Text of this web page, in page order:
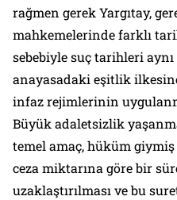
rağmen gerek Yargıtay,
mahkemelerinde farklı
sebebiyle suç tarihleri
anayasadaki eşitlik
infaz rejimlerinin
Büyük adaletsizlik
temel amaç, hüküm
ceza miktarına göre bir
uzaklaştırılması ve bu